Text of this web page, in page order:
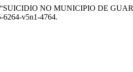
“SUICIDIO NO MUNICIPIO DE
6264-v5n1-4764.